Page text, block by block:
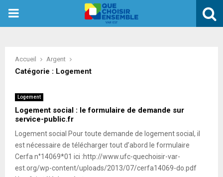
PRIMARY
Accueil Argent
Catégorie : Logement
Logement
Logement social : le formulaire de demande sur
service-public.fr
Logement social Pour toute demande de logement social, il
est nécessaire de télécharger tout d’abord le formulaire
Cerfa n°14069*01 ici :http://www.ufc-quechoisir-var-
est.org/wp-content/uploads/2013/07/cerfa14069-do.pdf